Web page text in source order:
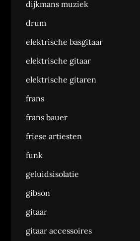
dijkmans muziek
drum
elektrische basgitaar
elektrische gitaar
elektrische gitaren
frans
frans bauer
friese artiesten
funk
geluidsisolatie
gibson
gitaar
gitaar accessoires